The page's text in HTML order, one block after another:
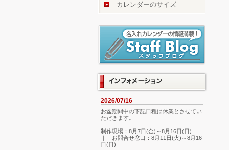
カレンダーのサイズ
2026/07/16
お盆期間中の下記日程は休業とさせてい
ただきます。
制作現場：8月7日(金)～8月16日(日)
｜ お問合せ窓口：8月11日(火)～8月16
日(日)